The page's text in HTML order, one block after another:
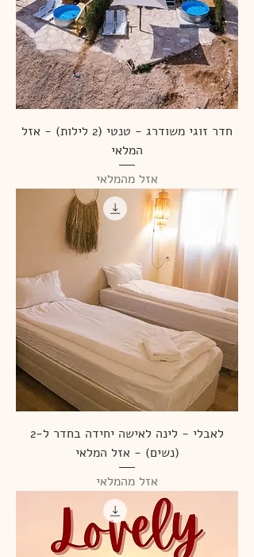
חדר זוגי משודרג - טנטי (2 לילות) - אזל
המלאי
אזל מהמלאי
לאבלי - לינה לאישה יחידה בחדר ל-2
(נשים) - אזל המלאי
אזל מהמלאי